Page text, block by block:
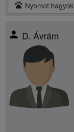
pets Nyomot hagyok
person D. Ávrám